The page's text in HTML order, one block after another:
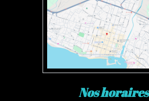
Nos horaires